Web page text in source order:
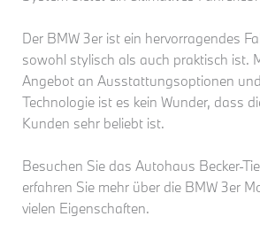
Der BMW 3er ist ein hervorragendes
sowohl stylisch als auch praktisch ist.
Angebot an Ausstattungsoptionen
Technologie ist es kein Wunder, dass
Kunden sehr beliebt ist.
Besuchen Sie das Autohaus Becker-
erfahren Sie mehr über die BMW 3er
vielen Eigenschaften.